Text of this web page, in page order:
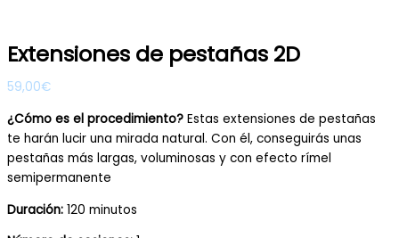
Extensiones de pestañas 2D
59,00€
¿Cómo es el procedimiento? Estas extensiones de pestañas
te harán lucir una mirada natural. Con él, conseguirás unas
pestañas más largas, voluminosas y con efecto rímel
semipermanente
Duración: 120 minutos